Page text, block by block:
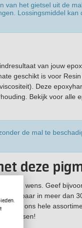
van het gietsel uit de
Lossingsmiddel kan
van jouw
geschikt is voor
Deze
Bekijk voor alle
de mal te
deze
jouw wens. Geef
verkrijgbaar in meer dan
. Bekijk ons hele
passen!